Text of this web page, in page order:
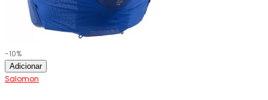
-10%
Adicionar
Salomon